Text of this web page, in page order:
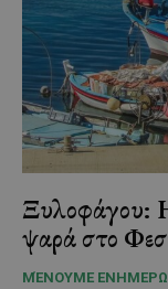
Ξυλοφάγου:
ψαρά στο
ΜΈΝΟΥΜΕ